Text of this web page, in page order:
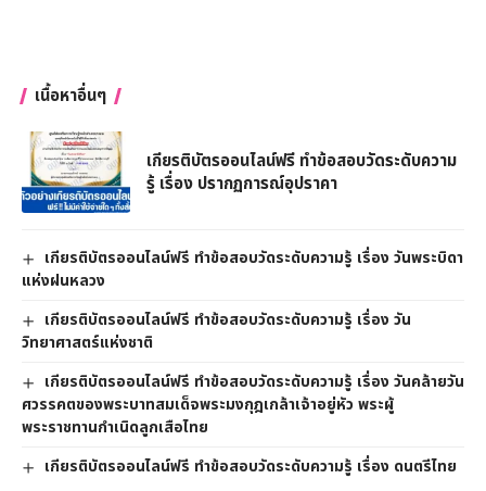
เนื้อหาอื่นๆ
เกียรติบัตรออนไลน์ฟรี ทำข้อสอบวัดระดับความ
รู้ เรื่อง ปรากฏการณ์อุปราคา
เกียรติบัตรออนไลน์ฟรี ทำข้อสอบวัดระดับความรู้ เรื่อง วันพระบิดา
แห่งฝนหลวง
เกียรติบัตรออนไลน์ฟรี ทำข้อสอบวัดระดับความรู้ เรื่อง วัน
วิทยาศาสตร์แห่งชาติ
เกียรติบัตรออนไลน์ฟรี ทำข้อสอบวัดระดับความรู้ เรื่อง วันคล้ายวัน
ศวรรคตของพระบาทสมเด็จพระมงกุฎเกล้าเจ้าอยู่หัว พระผู้
พระราชทานกำเนิดลูกเสือไทย
เกียรติบัตรออนไลน์ฟรี ทำข้อสอบวัดระดับความรู้ เรื่อง ดนตรีไทย